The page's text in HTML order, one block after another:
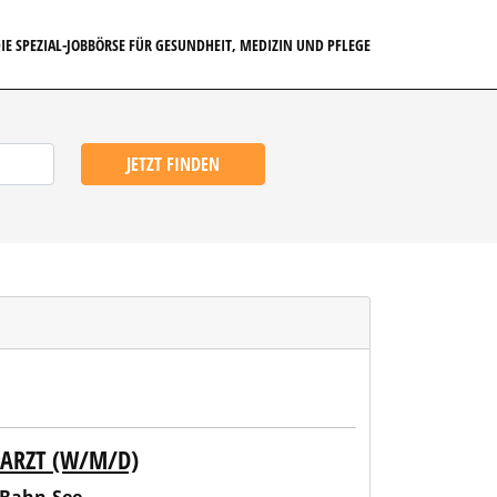
SPEZIAL-JOBBÖRSE FÜR GESUNDHEIT, MEDIZIN UND PFLEGE
JETZT FINDEN
(W/M/D)